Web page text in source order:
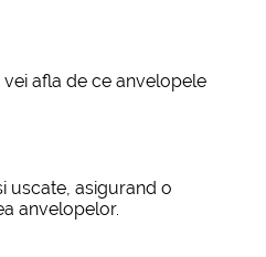
afla de ce anvelopele
uscate, asigurand o
anvelopelor.